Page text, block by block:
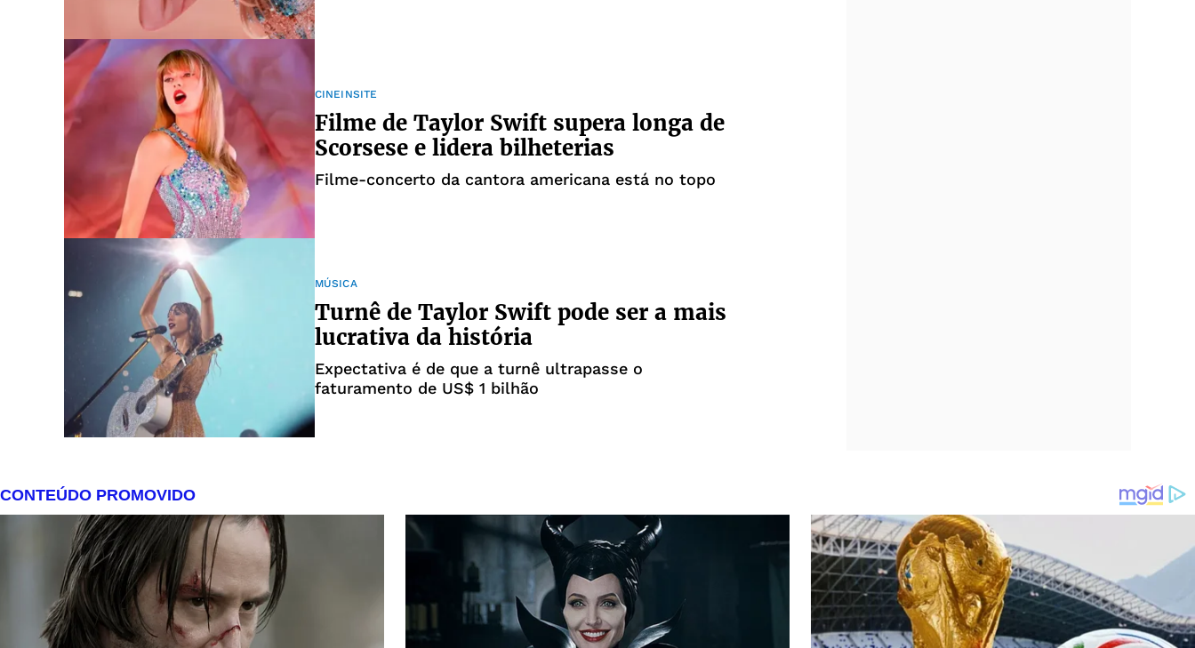
CINEINSITE
Filme de Taylor Swift supera longa de
Scorsese e lidera bilheterias
Filme-concerto da cantora americana está no topo
MÚSICA
Turnê de Taylor Swift pode ser a mais
lucrativa da história
Expectativa é de que a turnê ultrapasse o
faturamento de US$ 1 bilhão